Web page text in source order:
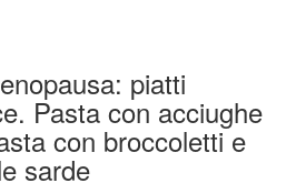
piatti
Pasta con acciughe
con broccoletti e
sarde